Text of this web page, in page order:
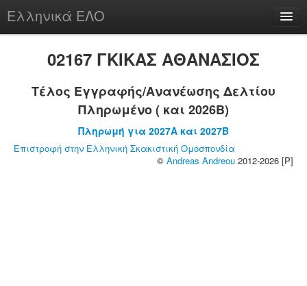
Ελληνικά ΕΛΟ
chesstu.be @ discord
02167 ΓΚΙΚΑΣ ΑΘΑΝΑΣΙΟΣ
Τέλος Εγγραφής/Ανανέωσης Δελτίου
Πληρωμένο ( και 2026B)
Πληρωμή για 2027A και 2027B
Επιστροφή στην Ελληνική Σκακιστική Ομοσπονδία
© Andreas Andreou 2012-2026 [P]